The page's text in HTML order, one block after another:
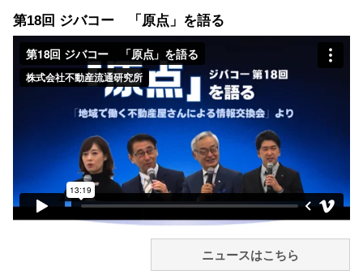
第18回 ジバコー 「原点」を語る
ニュースはこちら